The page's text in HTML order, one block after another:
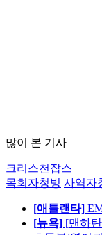
많이 본 기사
크리스천잡스
목회자청빙 사역자
[애틀랜타]
[뉴욕] [맨하